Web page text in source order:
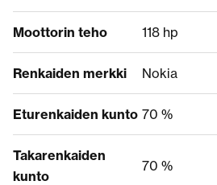
Moottorin teho 118 hp
Renkaiden merkki Nokia
Eturenkaiden kunto 70 %
Takarenkaiden
kunto
70 %